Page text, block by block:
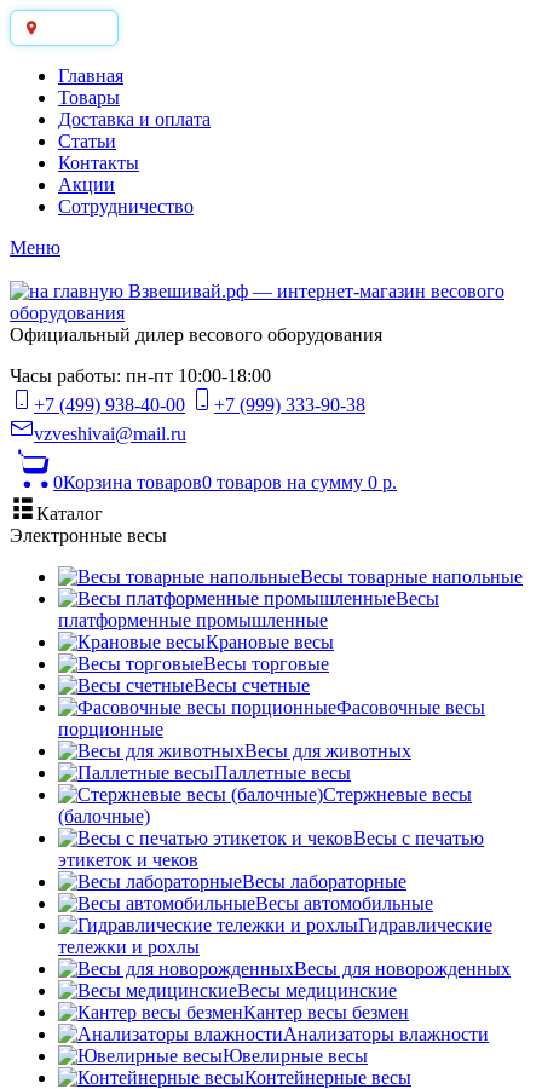
Главная
Товары
Доставка и оплата
Статьи
Контакты
Акции
Сотрудничество
Меню
Официальный дилер весового оборудования
Часы работы: пн-пт 10:00-18:00
+7 (499) 938-40-00
+7 (999) 333-90-38
vzveshivai@mail.ru
0Корзина товаров0 товаров на сумму 0 р.
Каталог
Электронные весы
Весы товарные напольные
Весы
платформенные промышленные
Крановые весы
Весы торговые
Весы счетные
Фасовочные весы
порционные
Весы для животных
Паллетные весы
Стержневые весы
(балочные)
Весы c печатью
этикеток и чеков
Весы лабораторные
Весы автомобильные
Гидравлические
тележки и рохлы
Весы для новорожденных
Весы медицинские
Кантер весы безмен
Анализаторы влажности
Ювелирные весы
Контейнерные весы